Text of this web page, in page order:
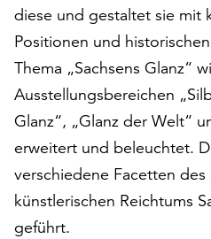
Einverständnis
jederzeit
ändern
und
widerrufen.
Dafür
steht
Ihnen
am
Ende
der
diese und gestaltet sie mit
Positionen und
Thema „Sachsens Glanz“
Ausstellungsbereichen
Glanz“, „Glanz der Welt“
erweitert und beleuchtet.
verschiedene Facetten
künstlerischen Reichtums
geführt.